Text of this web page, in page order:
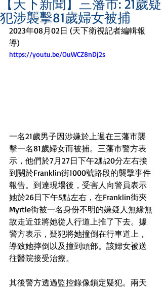
【天下新聞】三藩市: 21歲疑
犯涉襲擊81歲婦女被捕
2023年08月02日 (天下衛視記者編輯報
導)
https://youtu.be/OuWCZ8nDj2s
一名21歲男子因涉嫌於上週在三藩市襲
擊一名81歲婦女而被捕。三藩市警方表
示，他們於7月27日下午2點20分左右接
到關於Franklin街1000號路段的襲擊事件
報告。到達現場後，受害人向警員表示
她於26日下午5點左右，在Franklin街夾
Myrtle街被一名身份不明的嫌疑人無緣無
故走近並將她從人行道上推了下去。據
警方表示，疑犯將她撞倒在行車道上，
導致她摔倒以及撞到頭部。該婦女被送
往醫院接受治療。
其後警方透過監控錄像鎖定疑犯。兩天